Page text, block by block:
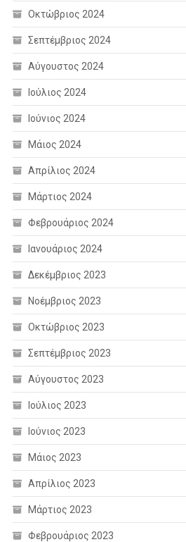
Οκτώβριος 2024
Σεπτέμβριος 2024
Αύγουστος 2024
Ιούλιος 2024
Ιούνιος 2024
Μάιος 2024
Απρίλιος 2024
Μάρτιος 2024
Φεβρουάριος 2024
Ιανουάριος 2024
Δεκέμβριος 2023
Νοέμβριος 2023
Οκτώβριος 2023
Σεπτέμβριος 2023
Αύγουστος 2023
Ιούλιος 2023
Ιούνιος 2023
Μάιος 2023
Απρίλιος 2023
Μάρτιος 2023
Φεβρουάριος 2023